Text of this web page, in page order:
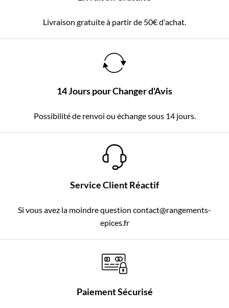
Livraison gratuite à partir de 50€ d'achat.
14 Jours pour Changer d'Avis
Possibilité de renvoi ou échange sous 14 jours.
Service Client Réactif
Si vous avez la moindre question contact@rangements-
epices.fr
Paiement Sécurisé